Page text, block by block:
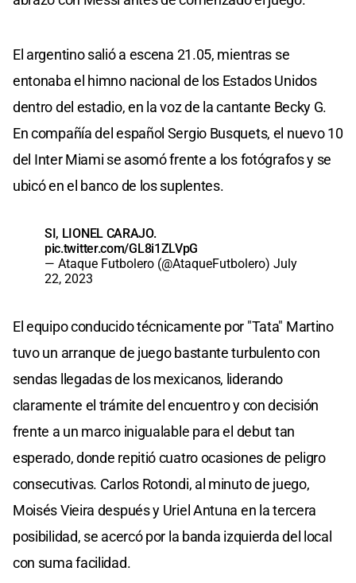
El argentino salió a escena 21.05, mientras se
entonaba el himno nacional de los Estados Unidos
dentro del estadio, en la voz de la cantante Becky G.
En compañía del español Sergio Busquets, el nuevo 10
del Inter Miami se asomó frente a los fotógrafos y se
ubicó en el banco de los suplentes.
SI, LIONEL CARAJO.
pic.twitter.com/GL8i1ZLVpG
— Ataque Futbolero (@AtaqueFutbolero) July
22, 2023
El equipo conducido técnicamente por "Tata" Martino
tuvo un arranque de juego bastante turbulento con
sendas llegadas de los mexicanos, liderando
claramente el trámite del encuentro y con decisión
frente a un marco inigualable para el debut tan
esperado, donde repitió cuatro ocasiones de peligro
consecutivas. Carlos Rotondi, al minuto de juego,
Moisés Vieira después y Uriel Antuna en la tercera
posibilidad, se acercó por la banda izquierda del local
con suma facilidad.